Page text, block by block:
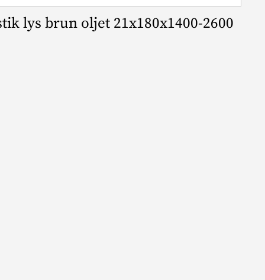
lys brun oljet 21x180x1400-2600